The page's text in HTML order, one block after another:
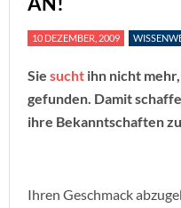
10 DEZEMBER, 2009
Sie sucht ihn nicht
gefunden. Damit
ihre Bekanntschaften
Ihren Geschmack